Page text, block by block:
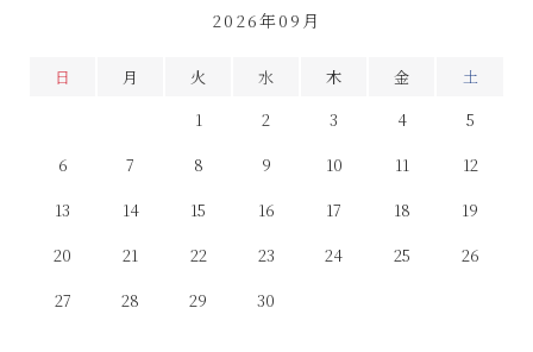
2026年09月
日 月 火 水 木 金
土
1
2 3 4
5
6
7 8 9 10 11
12
13
14 15 16 17 18
19
20
21 22 23 24 25
26
27
28 29 30